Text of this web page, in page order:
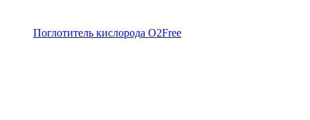
Поглотитель кислорода O2Free